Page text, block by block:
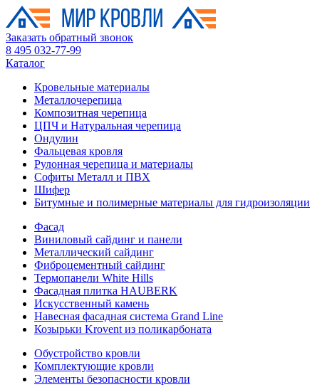
Заказать обратный звонок
8 495 032-77-99
Каталог
Кровельные материалы
Металлочерепица
Композитная черепица
ЦПЧ и Натуральная черепица
Ондулин
Фальцевая кровля
Рулонная черепица и материалы
Софиты Металл и ПВХ
Шифер
Битумные и полимерные материалы для гидроизоляции
Фасад
Виниловый сайдинг и панели
Металлический сайдинг
Фиброцементный сайдинг
Термопанели White Hills
Фасадная плитка HAUBERK
Искусственный камень
Навесная фасадная система Grand Line
Козырьки Krovent из поликарбоната
Обустройство кровли
Комплектующие кровли
Элементы безопасности кровли